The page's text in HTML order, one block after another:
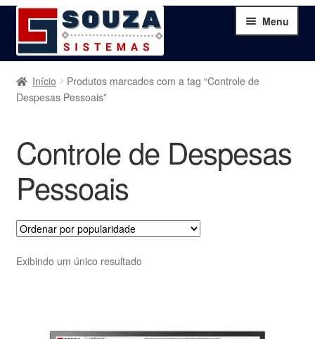
Pular
para
navegação
Pular
para
o
conteúdo
Menu
Home
Serviços
Produtos
Blog
Contato
Início
Produtos marcados com a tag “Controle de
Despesas Pessoais”
Controle de Despesas
Pessoais
Exibindo um único resultado